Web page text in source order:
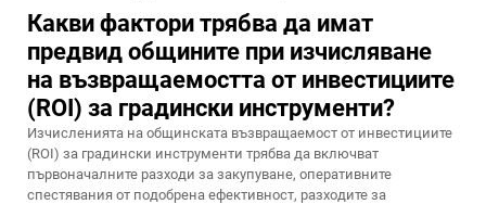
Какви фактори трябва да имат
предвид общините при изчисляване
на възвращаемостта от инвестициите
(ROI) за градински инструменти?
Изчисленията на общинската възвращаемост от инвестициите
(ROI) за градински инструменти трябва да включват
първоначалните разходи за закупуване, оперативните
спестявания от подобрена ефективност, разходите за